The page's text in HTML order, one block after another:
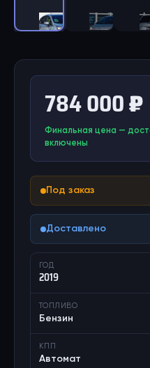
784 000 ₽
Финальная цена —
включены
Под заказ
Доставлено
ГОД
2019
ТОПЛИВО
Бензин
КПП
Автомат